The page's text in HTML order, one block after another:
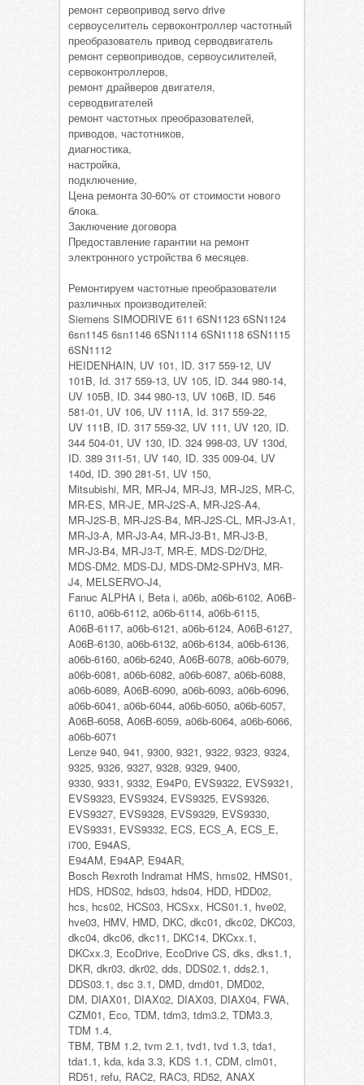
ремонт сервопривод servo drive
сервоуселитель сервоконтроллер частотный
преобразователь привод серводвигатель
ремонт сервоприводов, сервоусилителей,
сервоконтроллеров,
ремонт драйверов двигателя,
серводвигателей
ремонт частотных преобразователей,
приводов, частотников,
диагностика,
настройка,
подключение,
Цена ремонта 30-60% от стоимости нового
блока.
Заключение договора
Предоставление гарантии на ремонт
электронного устройства 6 месяцев.
Ремонтируем частотные преобразователи
различных производителей:
Siemens SIMODRIVE 611 6SN1123 6SN1124
6sn1145 6sn1146 6SN1114 6SN1118 6SN1115
6SN1112
HEIDENHAIN, UV 101, ID. 317 559-12, UV
101B, Id. 317 559-13, UV 105, ID. 344 980-14,
UV 105B, ID. 344 980-13, UV 106B, ID. 546
581-01, UV 106, UV 111A, Id. 317 559-22,
UV 111B, ID. 317 559-32, UV 111, UV 120, ID.
344 504-01, UV 130, ID. 324 998-03, UV 130d,
ID. 389 311-51, UV 140, ID. 335 009-04, UV
140d, ID. 390 281-51, UV 150,
Mitsubishi, MR, MR-J4, MR-J3, MR-J2S, МR-C,
MR-ES, MR-JE, MR-J2S-A, MR-J2S-A4,
MR-J2S-B, MR-J2S-B4, MR-J2S-CL, MR-J3-А1,
MR-J3-A, MR-J3-A4, MR-J3-B1, MR-J3-B,
MR-J3-B4, MR-J3-T, MR-E, MDS-D2/DH2,
MDS-DM2, MDS-DJ, MDS-DM2-SPHV3, MR-
J4, MELSERVO-J4,
Fanuc ALPHA i, Beta i, a06b, a06b-6102, A06B-
6110, a06b-6112, a06b-6114, a06b-6115,
A06B-6117, a06b-6121, a06b-6124, A06B-6127,
A06B-6130, a06b-6132, a06b-6134, a06b-6136,
a06b-6160, a06b-6240, A06B-6078, a06b-6079,
a06b-6081, a06b-6082, a06b-6087, a06b-6088,
a06b-6089, A06B-6090, a06b-6093, a06b-6096,
a06b-6041, a06b-6044, a06b-6050, a06b-6057,
A06B-6058, A06B-6059, a06b-6064, a06b-6066,
a06b-6071
Lenze 940, 941, 9300, 9321, 9322, 9323, 9324,
9325, 9326, 9327, 9328, 9329, 9400,
9330, 9331, 9332, E94P0, EVS9322, EVS9321,
EVS9323, EVS9324, EVS9325, EVS9326,
EVS9327, EVS9328, EVS9329, EVS9330,
EVS9331, EVS9332, ECS, ECS_A, ECS_E,
i700, E94AS,
E94AM, E94AP, E94AR,
Bosch Rexroth Indramat HMS, hms02, HMS01,
HDS, HDS02, hds03, hds04, HDD, HDD02,
hcs, hcs02, HCS03, HCSxx, HCS01.1, hve02,
hve03, HMV, HMD, DKC, dkc01, dkc02, DKC03,
dkc04, dkc06, dkc11, DKC14, DKCxx.1,
DKCxx.3, EcoDrive, EcoDrive CS, dks, dks1.1,
DKR, dkr03, dkr02, dds, DDS02.1, dds2.1,
DDS03.1, dsc 3.1, DMD, dmd01, DMD02,
DM, DIAX01, DIAX02, DIAX03, DIAX04, FWA,
CZM01, Eco, TDM, tdm3, tdm3.2, TDM3.3,
TDM 1.4,
TBM, TBM 1.2, tvm 2.1, tvd1, tvd 1.3, tda1,
tda1.1, kda, kda 3.3, KDS 1.1, CDM, clm01,
RD51, refu, RAC2, RAC3, RD52, ANAX